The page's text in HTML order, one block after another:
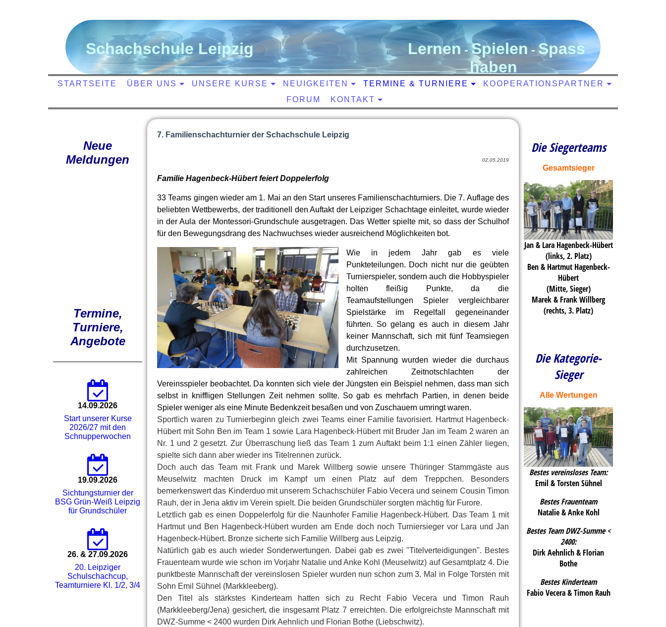
Schachschule Leipzig Lernen - Spielen - Spass
haben
STARTSEITE ÜBER UNS UNSERE KURSE NEUIGKEITEN TERMINE & TURNIERE
KOOPERATIONSPARTNER
FORUM
KONTAKT
7. Familienschachturnier der Schachschule Leipzig
02.05.2019
Familie Hagenbeck-Hübert feiert Doppelerfolg
33 Teams gingen wieder am 1. Mai an den Start unseres Familienschachturniers. Die 7. Auflage des
beliebten Wettbewerbs, der traditionell den Auftakt der Leipziger Schachtage einleitet, wurde wieder
in der Aula der Montessori-Grundschule ausgetragen. Das Wetter spielte mit, so dass der Schulhof
für den Bewegungsdrang des Nachwuchses wieder ausreichend Möglichkeiten bot.
Wie in jedem Jahr gab es viele
Punkteteilungen. Doch nicht nur die geübten
Turnierspieler, sondern auch die Hobbyspieler
holten fleißig Punkte, da die
Teamaufstellungen Spieler vergleichbarer
Spielstärke im Regelfall gegeneinander
führten. So gelang es auch in diesem Jahr
keiner Mannschaft, sich mit fünf Teamsiegen
durchzusetzen.
Mit Spannung wurden wieder die durchaus
zahlreichen Zeitnotschlachten der
Vereinsspieler beobachtet. Da konnten sich viele der Jüngsten ein Beispiel nehmen, dass man sich
selbst in kniffligen Stellungen Zeit nehmen sollte. So gab es mehrfach Partien, in denen beide
Spieler weniger als eine Minute Bedenkzeit besaßen und von Zuschauern umringt waren.
Sportlich waren zu Turnierbeginn gleich zwei Teams einer Familie favorisiert. Hartmut Hagenbeck-
Hübert mit Sohn Ben im Team 1 sowie Lara Hagenbeck-Hübert mit Bruder Jan im Team 2 waren an
Nr. 1 und 2 gesetzt. Zur Überraschung ließ das Team 1 zum Auftakt beim 1:1 einen Zähler liegen,
spielte sich dann aber wieder ins Titelrennen zurück.
Doch auch das Team mit Frank und Marek Willberg sowie unsere Thüringer Stammgäste aus
Meuselwitz machten Druck im Kampf um einen Platz auf dem Treppchen. Besonders
bemerkenswert das Kinderduo mit unserem Schachschüler Fabio Vecera und seinem Cousin Timon
Rauh, der in Jena aktiv im Verein spielt. Die beiden Grundschüler sorgten mächtig für Furore.
Letztlich gab es einen Doppelerfolg für die Naunhofer Familie Hagenbeck-Hübert. Das Team 1 mit
Hartmut und Ben Hagenbeck-Hübert wurden am Ende doch noch Turniersieger vor Lara und Jan
Hagenbeck-Hübert. Bronze sicherte sich Familie Willberg aus Leipzig.
Natürlich gab es auch wieder Sonderwertungen. Dabei gab es zwei "Titelverteidigungen". Bestes
Frauenteam wurde wie schon im Vorjahr Natalie und Anke Kohl (Meuselwitz) auf Gesamtplatz 4. Die
punktbeste Mannschaft der vereinslosen Spieler wurden nun schon zum 3. Mal in Folge Torsten mit
Sohn Emil Sühnel (Markkleeberg).
Den Titel als stärkstes Kinderteam hatten sich zu Recht Fabio Vecera und Timon Rauh
(Markkleeberg/Jena) gesichert, die insgesamt Platz 7 erreichten. Die erfolgreichste Mannschaft mit
DWZ-Summe < 2400 wurden Dirk Aehnlich und Florian Bothe (Liebschwitz).
Neue
Meldungen
Termine,
Turniere,
Angebote
14.09.2026
Start unserer Kurse
2026/27 mit den
Schnupperwochen
19.09.2026
Sichtungsturnier der
BSG Grün-Weiß Leipzig
für Grundschüler
26. & 27.09.2026
20. Leipziger
Schulschachcup,
Teamturniere Kl. 1/2, 3/4
Die Siegerteams
Gesamtsieger
Jan & Lara Hagenbeck-Hübert
(links, 2. Platz)
Ben & Hartmut Hagenbeck-
Hübert
(Mitte, Sieger)
Marek & Frank Willberg
(rechts, 3. Platz)
Die Kategorie-
Sieger
Alle Wertungen
Bestes vereinsloses Team:
Emil & Torsten Sühnel
Bestes Frauenteam
Natalie & Anke Kohl
Bestes Team DWZ-Summe <
2400:
Dirk Aehnlich & Florian
Bothe
Bestes Kinderteam
Fabio Vecera & Timon Rauh